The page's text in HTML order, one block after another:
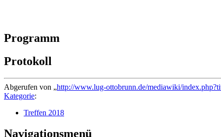
Programm
Protokoll
Abgerufen von „http://www.lug-ottobrunn.de/mediawiki/
Kategorie:
Treffen 2018
Navigationsmenü